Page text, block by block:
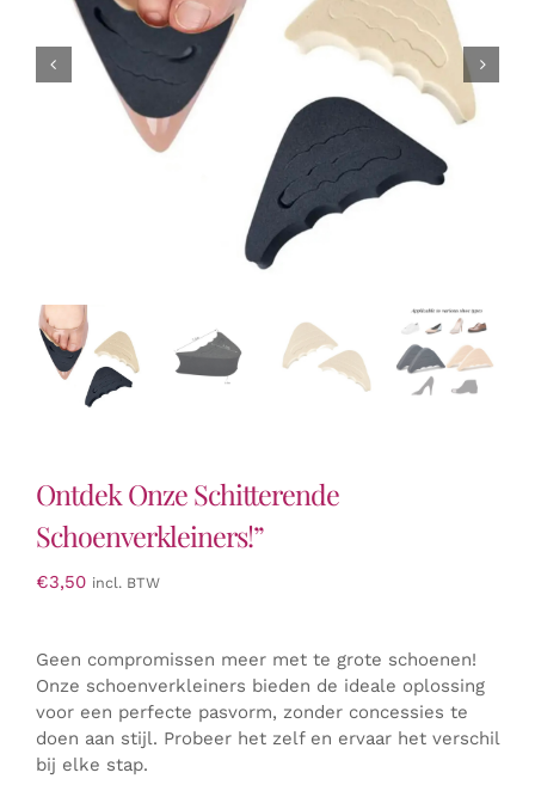
Ontdek Onze Schitterende
Schoenverkleiners!”
€3,50 incl. BTW
Geen compromissen meer met te grote schoenen!
Onze schoenverkleiners bieden de ideale oplossing
voor een perfecte pasvorm, zonder concessies te
doen aan stijl. Probeer het zelf en ervaar het verschil
bij elke stap.